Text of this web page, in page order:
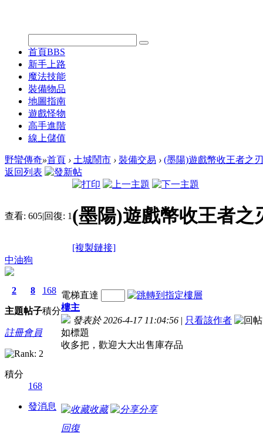
首頁BBS
新手上路
魔法技能
裝備物品
地圖指南
遊戲怪物
高手進階
線上儲值
野蠻傳奇»首頁 › 土城鬧市 › 裝備交易 › (墨陽)遊戲幣收王者之
返回列表
查看: 605|回復: 1 (墨陽)遊戲幣收王者之
[複製鏈接]
中油狗
2
主題
8
帖子
168
積分
註冊會員
積分
168
發消息
電梯直達
樓主
發表於 2026-4-17 11:04:56 | 只看該作者
如標題
收多把，歡迎大大出售庫存品
收藏
分享
回復